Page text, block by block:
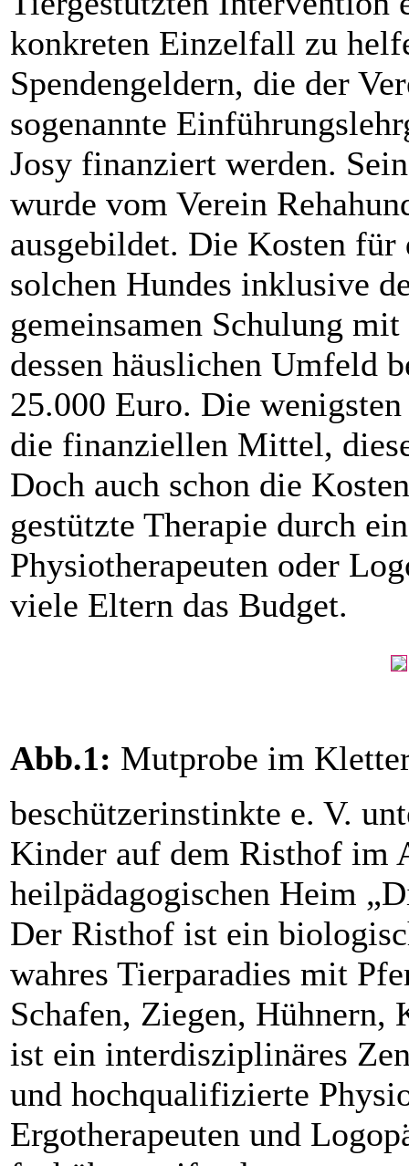
konkreten Einzelfall zu
Spendengeldern, die der
sogenannte
Josy finanziert werden.
wurde vom Verein
ausgebildet. Die Kosten
solchen Hundes inklusive
gemeinsamen Schulung
dessen häuslichen Umfeld
25.000 Euro. Die
die finanziellen Mittel,
Doch auch schon die
gestützte Therapie durch
Physiotherapeuten oder
viele ­Eltern das Budget.
Abb.1: Mutprobe im
beschützerinstinkte e. V.
Kinder auf dem Risthof im
heilpädagogischen Heim
Der Risthof ist ein
wahres Tierparadies mit
Schafen, Ziegen, Hühnern,
ist ein inter­disziplinäres
und hochquali­fizierte
Ergotherapeuten und